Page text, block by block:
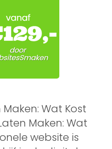
Wat Kost
Maken: Wat
website is